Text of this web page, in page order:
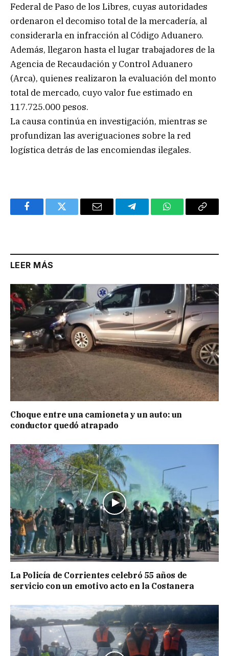
Federal de Paso de los Libres, cuyas autoridades
ordenaron el decomiso total de la mercadería, al
considerarla en infracción al Código Aduanero.
Además, llegaron hasta el lugar trabajadores de la
Agencia de Recaudación y Control Aduanero
(Arca), quienes realizaron la evaluación del monto
total de mercado, cuyo valor fue estimado en
117.725.000 pesos.
La causa continúa en investigación, mientras se
profundizan las averiguaciones sobre la red
logística detrás de las encomiendas ilegales.
FacebookTwitter Email TelegramWhatsAppCopy
LEER MÁS
Choque entre una camioneta y un auto: un
conductor quedó atrapado
La Policía de Corrientes celebró 55 años de
servicio con un emotivo acto en la Costanera